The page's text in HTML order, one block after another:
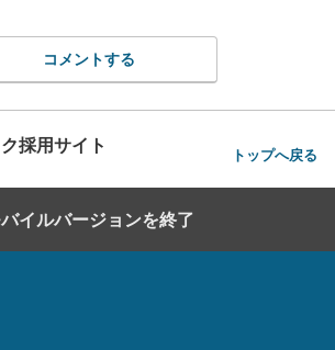
コメントする
採用サイト トップへ戻る
イルバージョンを終了